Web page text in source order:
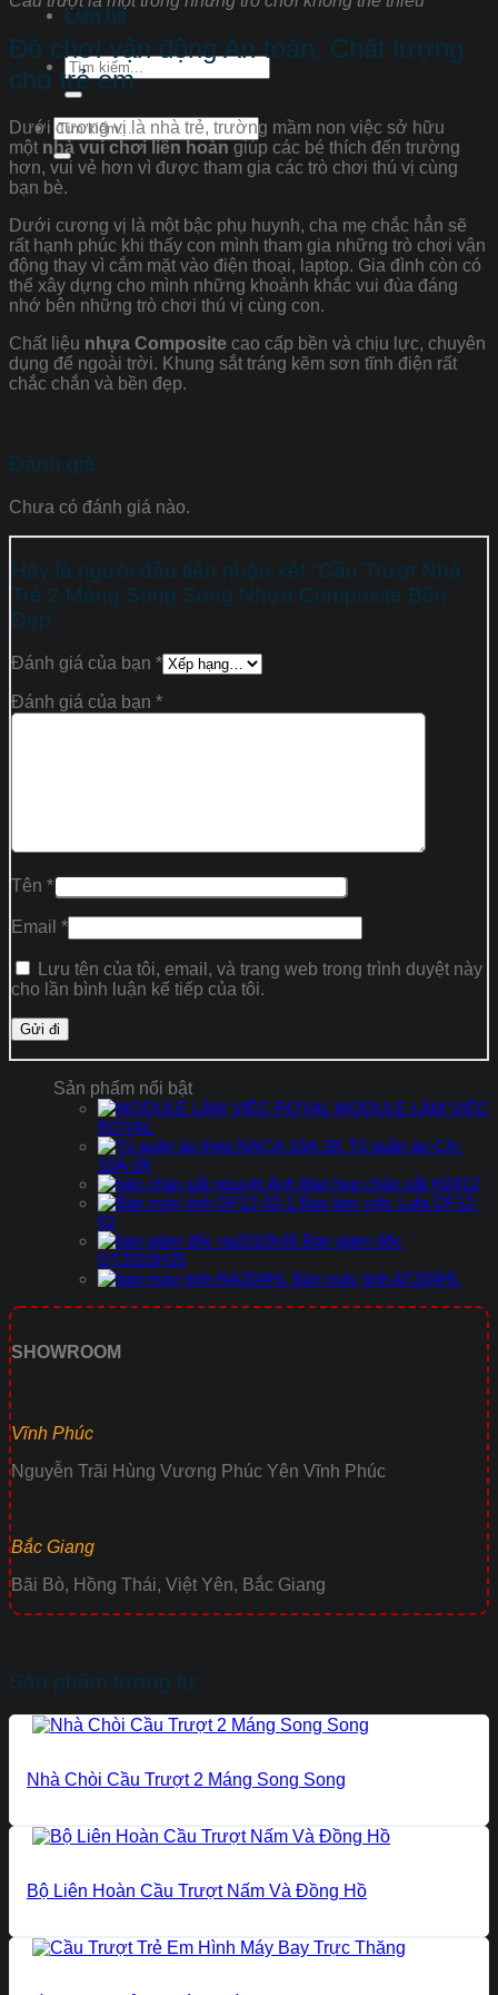
Liên hệ
Tìm
kiếm:
Tìm
kiếm:
Đồ chơi vận động An toàn, Chất lượng
cho trẻ em
Dưới cương vị là nhà trẻ, trường mầm non việc sở hữu
một nhà vui chơi liên hoàn giúp các bé thích đến trường
hơn, vui vẻ hơn vì được tham gia các trò chơi thú vị cùng
bạn bè.
Dưới cương vị là một bậc phụ huynh, cha mẹ chắc hẳn sẽ
rất hạnh phúc khi thấy con mình tham gia những trò chơi vận
động thay vì cắm mặt vào điện thoại, laptop. Gia đình còn có
thể xây dựng cho mình những khoảnh khắc vui đùa đáng
nhớ bên những trò chơi thú vị cùng con.
Chất liệu nhựa Composite cao cấp bền và chịu lực, chuyên
dụng để ngoài trời. Khung sắt tráng kẽm sơn tĩnh điện rất
chắc chắn và bền đẹp.
Đánh giá
Chưa có đánh giá nào.
Hãy là người đầu tiên nhận xét “Cầu Trượt Nhà
Trẻ 2 Máng Song Song Nhựa Composite Bền
Đẹp”
Đánh giá của bạn *
Đánh giá của bạn *
Tên *
Email *
Lưu tên của tôi, email, và trang web trong trình duyệt này
cho lần bình luận kế tiếp của tôi.
Sản phẩm nổi bật
MODULE LÀM VIỆC
ROYAL
Tủ quần áo CA-
10A-2K
Bàn họp chân sắt H2412
Bàn làm việc Lufa DF12-
02
Bàn giám đốc
DT2010H35
Bàn máy tính AT204HL
SHOWROOM
Vĩnh Phúc
Nguyễn Trãi Hùng Vương Phúc Yên Vĩnh Phúc
Bắc Giang
Bãi Bò, Hồng Thái, Việt Yên, Bắc Giang
Sản phẩm tương tự
Nhà Chòi Cầu Trượt 2 Máng Song Song
Bộ Liên Hoàn Cầu Trượt Nấm Và Đồng Hồ